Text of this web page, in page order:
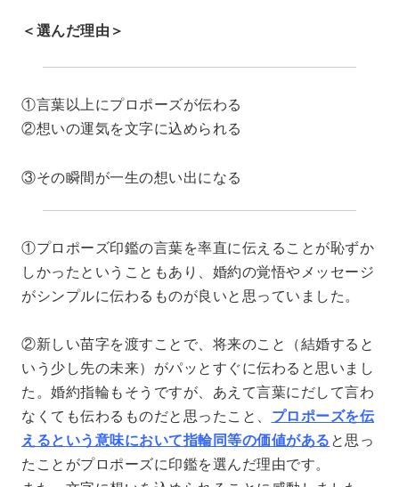
＜選んだ理由＞
①言葉以上にプロポーズが伝わる
②想いの運気を文字に込められる
③その瞬間が一生の想い出になる
①プロポーズ印鑑の言葉を率直に伝えることが恥ずか
しかったということもあり、婚約の覚悟やメッセージ
がシンプルに伝わるものが良いと思っていました。
②新しい苗字を渡すことで、将来のこと（結婚すると
いう少し先の未来）がパッとすぐに伝わると思いまし
た。婚約指輪もそうですが、あえて言葉にだして言わ
なくても伝わるものだと思ったこと、 プロポーズを伝
えるという意味において指輪同等の価値があると思っ
たことがプロポーズに印鑑を選んだ理由です。